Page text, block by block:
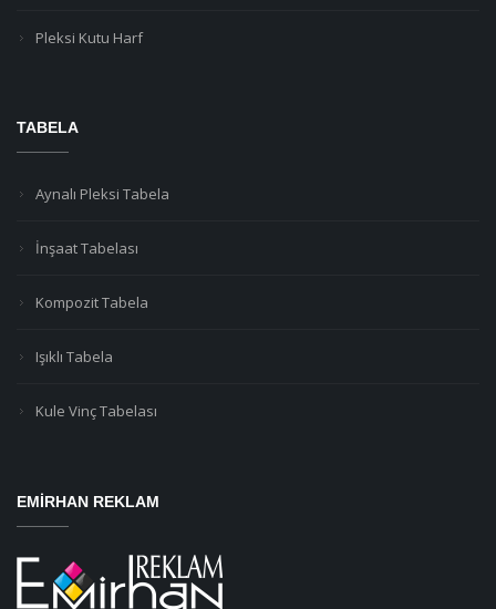
Pleksi Kutu Harf
TABELA
Aynalı Pleksi Tabela
İnşaat Tabelası
Kompozit Tabela
Işıklı Tabela
Kule Vinç Tabelası
EMIRHAN REKLAM